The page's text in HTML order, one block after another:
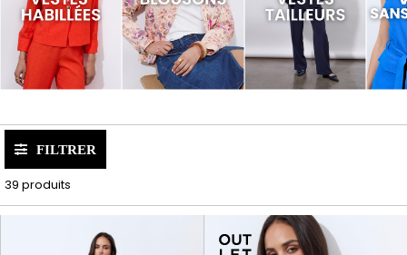
FILTRER
39 produits